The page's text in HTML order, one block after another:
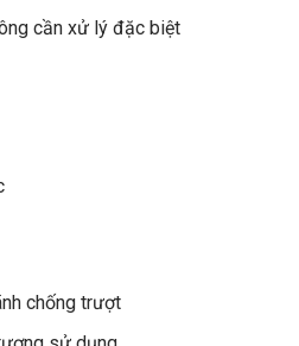
cần xử lý đặc biệt
chống trượt